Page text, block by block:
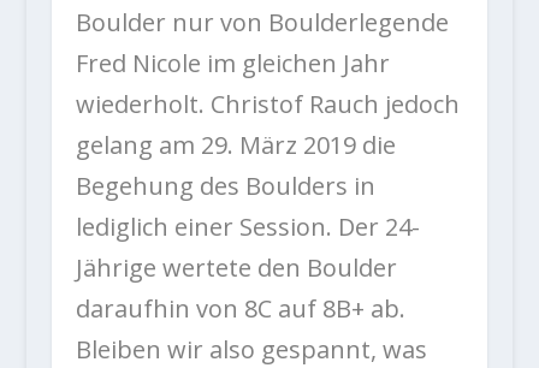
Boulder nur von Boulderlegende
Fred Nicole im gleichen Jahr
wiederholt. Christof Rauch jedoch
gelang am 29. März 2019 die
Begehung des Boulders in
lediglich einer Session. Der 24-
Jährige wertete den Boulder
daraufhin von 8C auf 8B+ ab.
Bleiben wir also gespannt, was